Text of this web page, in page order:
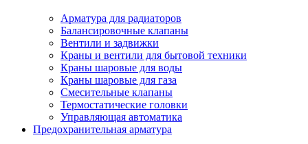
Арматура для радиаторов
Балансировочные клапаны
Вентили и задвижки
Краны и вентили для бытовой техники
Краны шаровые для воды
Краны шаровые для газа
Смесительные клапаны
Термостатические головки
Управляющая автоматика
Предохранительная арматура